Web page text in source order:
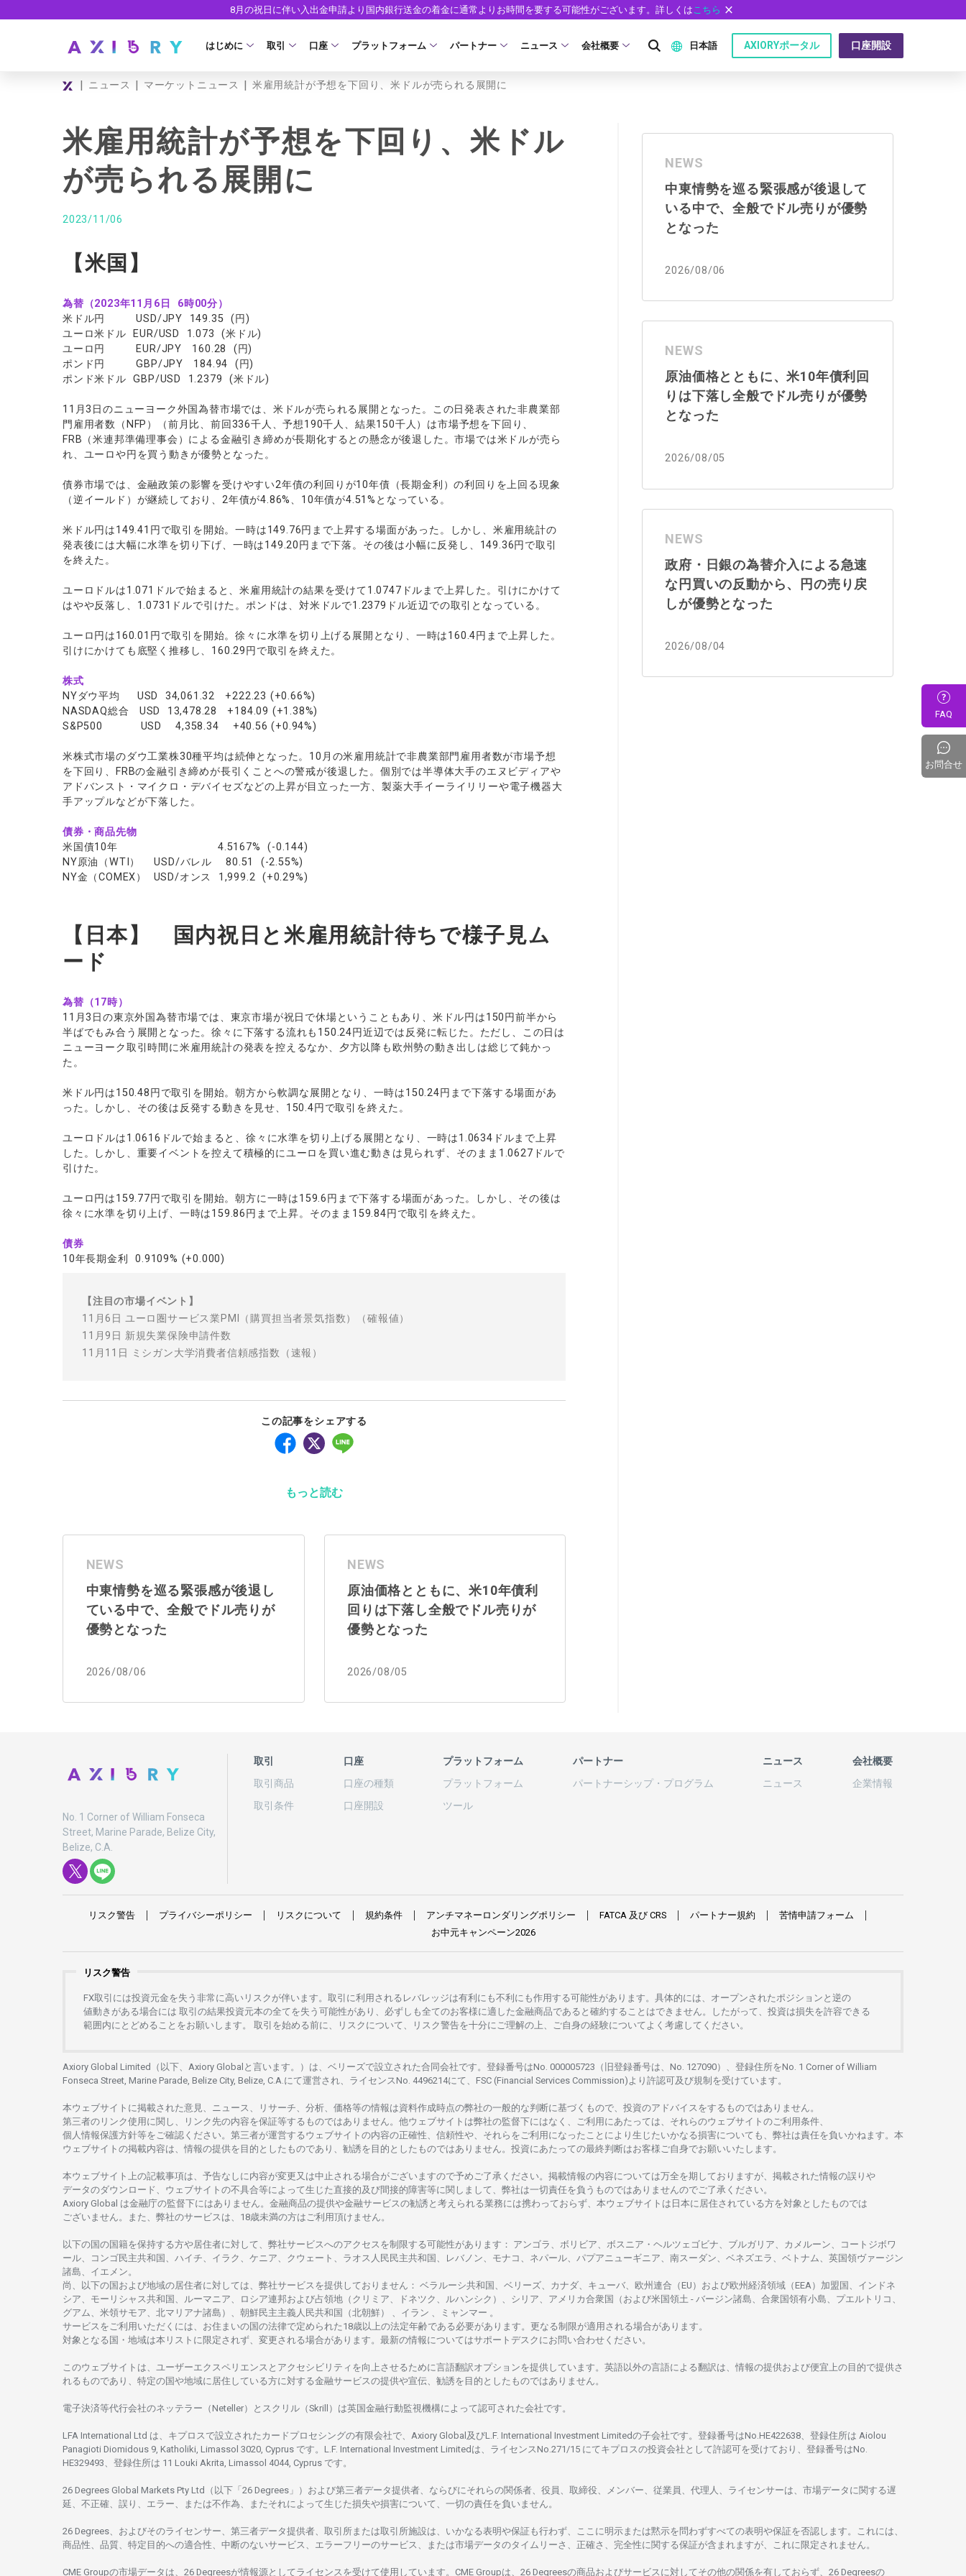
8月の祝日に伴い入出金申請より国内銀行送金の着金に通常よりお時間を要する可能性がございます。詳しくはこちら
はじめに
ライセンス
安全性
取引
FX（通貨ペア）
現物株式
ETF
スプレッド・手数料
ゼロカットとロスカット
休眠口座と凍結口座
口座
口座タイプ
法人のお客様
口座開設フォーム
必要書類
プラットフォーム
MT5
MT4
MT4/MT5 ヒストリカルデータ
EA(エキスパートアドバイザー)
パートナー
イントロデュース・パートナープログラム（IP）
特別・VIPプログラム
ニュース
お知らせ
マーケットニュース
会社概要 日本語
日本語
عربى
Русский
Tiếng Việt
AXIORYポータル 口座開設
| ニュース | マーケットニュース | 米雇用統計が予想を下回り、米ドルが売られる展開に
米雇用統計が予想を下回り、米ドル
が売られる展開に
2023/11/06
【米国】
為替（2023年11月6日 6時00分）
米ドル円 USD/JPY 149.35 (円)
ユーロ米ドル EUR/USD 1.073 (米ドル)
ユーロ円 EUR/JPY 160.28 (円)
ポンド円 GBP/JPY 184.94 (円)
ポンド米ドル GBP/USD 1.2379 (米ドル)
11月3日のニューヨーク外国為替市場では、米ドルが売られる展開となった。この日発表された非農業部
門雇用者数（NFP）（前月比、前回336千人、予想190千人、結果150千人）は市場予想を下回り、
FRB（米連邦準備理事会）による金融引き締めが長期化するとの懸念が後退した。市場では米ドルが売ら
れ、ユーロや円を買う動きが優勢となった。
債券市場では、金融政策の影響を受けやすい2年債の利回りが10年債（長期金利）の利回りを上回る現象
（逆イールド）が継続しており、2年債が4.86%、10年債が4.51%となっている。
米ドル円は149.41円で取引を開始。一時は149.76円まで上昇する場面があった。しかし、米雇用統計の
発表後には大幅に水準を切り下げ、一時は149.20円まで下落。その後は小幅に反発し、149.36円で取引
を終えた。
ユーロドルは1.071ドルで始まると、米雇用統計の結果を受けて1.0747ドルまで上昇した。引けにかけて
はやや反落し、1.0731ドルで引けた。ポンドは、対米ドルで1.2379ドル近辺での取引となっている。
ユーロ円は160.01円で取引を開始。徐々に水準を切り上げる展開となり、一時は160.4円まで上昇した。
引けにかけても底堅く推移し、160.29円で取引を終えた。
株式
NYダウ平均 USD 34,061.32 +222.23 (+0.66%)
NASDAQ総合 USD 13,478.28 +184.09 (+1.38%)
S&P500 USD 4,358.34 +40.56 (+0.94%)
米株式市場のダウ工業株30種平均は続伸となった。10月の米雇用統計で非農業部門雇用者数が市場予想
を下回り、FRBの金融引き締めが長引くことへの警戒が後退した。個別では半導体大手のエヌビディアや
アドバンスト・マイクロ・デバイセズなどの上昇が目立った一方、製薬大手イーライリリーや電子機器大
手アップルなどが下落した。
債券・商品先物
米国債10年 4.5167% (-0.144)
NY原油（WTI） USD/バレル 80.51 (-2.55%)
NY金（COMEX） USD/オンス 1,999.2 (+0.29%)
【日本】 国内祝日と米雇用統計待ちで様子見ム
ード
為替（17時）
11月3日の東京外国為替市場では、東京市場が祝日で休場ということもあり、米ドル円は150円前半から
半ばでもみ合う展開となった。徐々に下落する流れも150.24円近辺では反発に転じた。ただし、この日は
ニューヨーク取引時間に米雇用統計の発表を控えるなか、夕方以降も欧州勢の動き出しは総じて鈍かっ
た。
米ドル円は150.48円で取引を開始。朝方から軟調な展開となり、一時は150.24円まで下落する場面があ
った。しかし、その後は反発する動きを見せ、150.4円で取引を終えた。
ユーロドルは1.0616ドルで始まると、徐々に水準を切り上げる展開となり、一時は1.0634ドルまで上昇
した。しかし、重要イベントを控えて積極的にユーロを買い進む動きは見られず、そのまま1.0627ドルで
引けた。
ユーロ円は159.77円で取引を開始。朝方に一時は159.6円まで下落する場面があった。しかし、その後は
徐々に水準を切り上げ、一時は159.86円まで上昇。そのまま159.84円で取引を終えた。
債券
10年長期金利 0.9109% (+0.000)
【注目の市場イベント】
11月6日 ユーロ圏サービス業PMI（購買担当者景気指数）（確報値）
11月9日 新規失業保険申請件数
11月11日 ミシガン大学消費者信頼感指数（速報）
この記事をシェアする
もっと読む
NEWS
中東情勢を巡る緊張感が後退し
ている中で、全般でドル売りが
優勢となった
2026/08/06
NEWS
原油価格とともに、米10年債利
回りは下落し全般でドル売りが
優勢となった
2026/08/05
NEWS
中東情勢を巡る緊張感が後退して
いる中で、全般でドル売りが優勢
となった
2026/08/06
NEWS
原油価格とともに、米10年債利回
りは下落し全般でドル売りが優勢
となった
2026/08/05
NEWS
政府・日銀の為替介入による急速
な円買いの反動から、円の売り戻
しが優勢となった
2026/08/04
No. 1 Corner of William Fonseca
Street, Marine Parade, Belize City,
Belize, C.A.
取引
取引商品
取引条件
口座
口座の種類
口座開設
プラットフォーム
プラットフォーム
ツール
パートナー
パートナーシップ・ プログラム
ニュース
ニュース
会社概要
企業情報
リスク警告 プライバシーポリシー リスクについて 規約条件 アンチマネーロンダリングポリシー FATCA 及び CRS パートナー規約 苦情申請フォーム
お中元キャンペーン2026
リスク警告
FX取引には投資元金を失う 非常に高い リスクが伴います。 取引に利用さ れる レバレッジは有利にも不利にも作用する可能性があります。 具体的には、 オープンさ れた ポジションと 逆の
値動きがある場合には 取引の結果投資元本の全てを失う 可能性があり、 必ずしも全てのお客様に適した金融商品であると 確約することはできません。したがって、 投資は損失を許容できる
範囲内にとどめることをお願いします 。 取引を始める前に、リスクについて、 リスク警告を十分に ご理解の 上、 ご自身の経験について よく 考慮してください。
Axiory Global Limited（以下、Axiory Globalと言います。）は、 ベリーズで設立さ れた合同会社です。 登録番号はNo. 000005723（旧登録番号は、No. 127090）、 登録住所をNo. 1 Corner of William
Fonseca Street, Marine Parade, Belize City, Belize, C.A.にて運営さ れ、 ライセンスNo. 4496214にて、FSC (Financial Services Commission)より 許認可及び規制を受けています。
本ウェブサイトに掲載さ れた意見、ニュース、リサーチ、分析、 価格等の情報は資料作成時点の弊社の一般的な判断に基づくもので、 投資のアドバイスをするものではありません。
第三者の リンク使用に関し、 リンク先の内容を保証等するものではありません。 他ウェブサイトは弊社の監督下にはな く、 ご利用に あたっては、 それらのウェブサイトの ご利用条件、
個人情報保護方針等を ご確認ください。 第三者が運営するウェブサイトの内容の正確性、信頼性や、それらをご利用になったことにより 生じたいかなる損害についても、 弊社は責任を負いかね ます。 本
ウェブサイトの掲載内容は、 情報の提供を 目的としたものであり、 勧誘を 目的としたものではありません。 投資に あたっての最終判断はお客様ご自身でお願いいたします。
本ウェブサイト 上の記載事項は、 予告なしに 内容が変更又は中止さ れる場合がございますので予めご了承ください。 掲載情報の内容については万全を期しておりますが、 掲載さ れた情報の誤りや
データのダウンロード、 ウェブサイトの不具合等に よって生じた 直接的及び間接的障害等に関し まして、 弊社は一切責任を負うものではありませんのでご了承ください。
Axiory Global は金融庁の監督下にはありません。 金融商品の提供や金融サービスの勧誘と 考えられる業務には携わっておらず、 本ウェブサイトは 日本に 居住さ れている方を対象としたものでは
ございません。
また、 弊社のサービスは、18歳未満の方は ご利用頂けません 。
以下の国の国籍を保持する方や居住者に対して、 弊社サービスへのアクセスを制限する可能性があります ： アンゴラ、ボリビア、 ボスニア ・ ヘルツェゴビナ、ブルガリア、カメルーン、コートジボワ
ール、
コンゴ民主共和国、ハイチ、イラク、ケニア、クウェート、 ラオス 人民民主共和国、レバノン、モナコ、ネパール、パプアニューギニア、 南スーダン、ベネズエラ、ベトナム、 英国領ヴァージン
諸島、 イエメン。
尚、 以下の国および地域の居住者に対しては、 弊社サービスを提供しておりません ： ベラルーシ共和国、ベリーズ、カナダ、キューバ、 欧州連合 （EU） および欧州経済領域 （EEA）加盟国、インドネ
シア、 モーリシャス共和国、ルーマニア、 ロシア連邦および占領地 （クリミア、ドネツク、ルハンシク）、シリア、 アメリカ合衆国 （および米国領土 - バージン諸島、合衆国領有小島、プエルトリコ、
グアム、 米領サモア、 北マリアナ諸島）、 朝鮮民主主義人民共和国 （北朝鮮） 、イラン 、ミャンマー 。
サービスを ご利用いただくには、お住まいの国の法律で定められた 18歳以上の法定年齢である必要があります。 更なる制限が適用さ れる場合があります。
対象となる国 ・ 地域は本 リストに限定さ れず、 変更さ れる場合があります。 最新の情報についてはサポートデスクに お問い合わせくださ い。
このウェブサイトは、 ユーザーエクスペリエンスと アクセシビリティを向上さ せるために言語翻訳オプションを提供しています。 英語以外の言語に よる翻訳は、 情報の提供および便宜上の目的で提供さ
れるものであり、 特定の国や地域に 居住している方に対する金融サービスの提供や宣伝、 勧誘を 目的としたものではありません。
電子決済等代行会社のネッテラー （Neteller）と スクリル （Skrill）は英国金融行動監視機構に よって認可さ れた会社です。
LFA International Ltd は、 キプロスで設立さ れた カードプロセシングの有限会社で、Axiory Global及びL.F. International Investment Limitedの子会社です。 登録番号はNo.HE422638、 登録住所は Aiolou
Panagioti Diomidous 9, Katholiki, Limassol 3020, Cyprus です。L.F. International Investment Limitedは、 ライセンスNo.271/15 にてキプロスの投資会社として許認可を受けており、 登録番号はNo.
HE329493、 登録住所は 11 Louki Akrita, Limassol 4044, Cyprus です。
26 Degrees Global Markets Pty Ltd（以下「26 Degrees」） および第三者データ提供者、ならびにそれらの関係者、役員、取締役、メンバー、従業員、代理人、ライセンサーは、 市場データに関する遅
延、不正確、誤り、エラー、
または不作為、 またそれに よって生じた損失や損害について、 一切の責任を負いません。
26 Degrees、 およびそのライセンサー、 第三者データ提供者、 取引所または取引所施設は、いかなる表明や保証も行わず、 ここに 明示または黙示を問わずすべての表明や保証を否認し ます。
これには、
商品性、品質、 特定目的への適合性、 中断のないサービス、 エラーフリーのサービス、 または市場データのタイムリーさ、正確さ、 完全性に関する保証が含まれますが、これに限定さ れません。
CME Groupの市場データは、26 Degreesが情報源としてライセンスを受けて使用しています。 CME Groupは、26 Degreesの商品およびサービスに対してその他の関係を有しておらず、26 Degreesの
FAQ
お問合せ